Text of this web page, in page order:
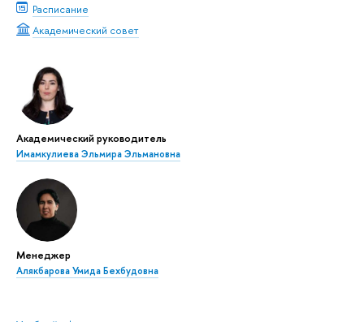
Расписание
Академический совет
Академический руководитель
Имамкулиева Эльмира Эльмановна
Менеджер
Алякбарова Умида Бехбудовна